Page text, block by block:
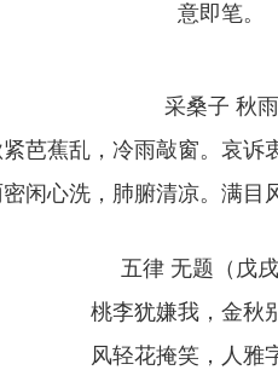
意即笔。
采桑子 秋雨
芭蕉乱，冷雨敲窗。哀诉
闲心洗，肺腑清凉。满目
五律 无题（戊戌
桃李犹嫌我，金秋
风轻花掩笑，人雅